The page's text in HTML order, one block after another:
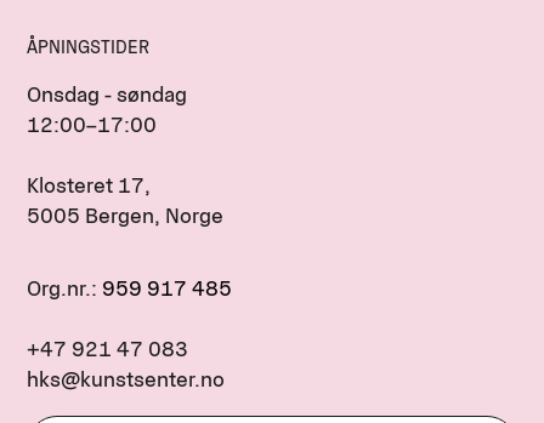
ÅPNINGSTIDER
Onsdag - søndag
12:00–17:00
Klosteret 17,
5005 Bergen, Norge
Org.nr.: 959 917 485
+47 921 47 083
hks@kunstsenter.no